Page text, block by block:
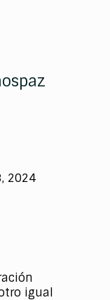
2024
igual